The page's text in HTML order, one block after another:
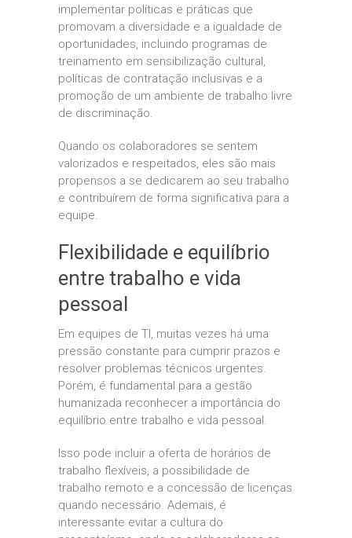
implementar políticas e práticas que
promovam a diversidade e a igualdade de
oportunidades, incluindo programas de
treinamento em sensibilização cultural,
políticas de contratação inclusivas e a
promoção de um ambiente de trabalho livre
de discriminação.
Quando os colaboradores se sentem
valorizados e respeitados, eles são mais
propensos a se dedicarem ao seu trabalho
e contribuírem de forma significativa para a
equipe.
Flexibilidade e equilíbrio
entre trabalho e vida
pessoal
Em equipes de TI, muitas vezes há uma
pressão constante para cumprir prazos e
resolver problemas técnicos urgentes.
Porém, é fundamental para a gestão
humanizada reconhecer a importância do
equilíbrio entre trabalho e vida pessoal.
Isso pode incluir a oferta de horários de
trabalho flexíveis, a possibilidade de
trabalho remoto e a concessão de licenças
quando necessário. Ademais, é
interessante evitar a cultura do